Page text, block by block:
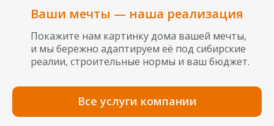
Ваши мечты — наша реализация
Покажите нам картинку дома вашей мечты,
и мы бережно адаптируем её под сибирские
реалии, строительные нормы и ваш бюджет.
Все услуги компании